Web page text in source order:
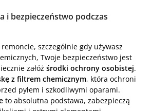
i bezpieczeństwo podczas
szczególnie gdy używasz
Twoje bezpieczeństwo jest
załóż środki ochrony osobistej.
z filtrem chemicznym, która ochroni
pyłem i szkodliwymi oparami.
to absolutna podstawa, zabezpieczą